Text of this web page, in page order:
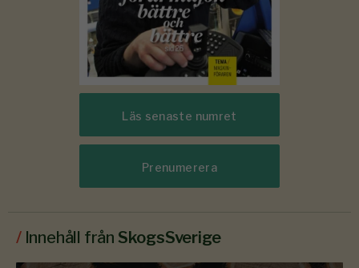
Läs senaste numret
Prenumerera
/ Innehåll från SkogsSverige